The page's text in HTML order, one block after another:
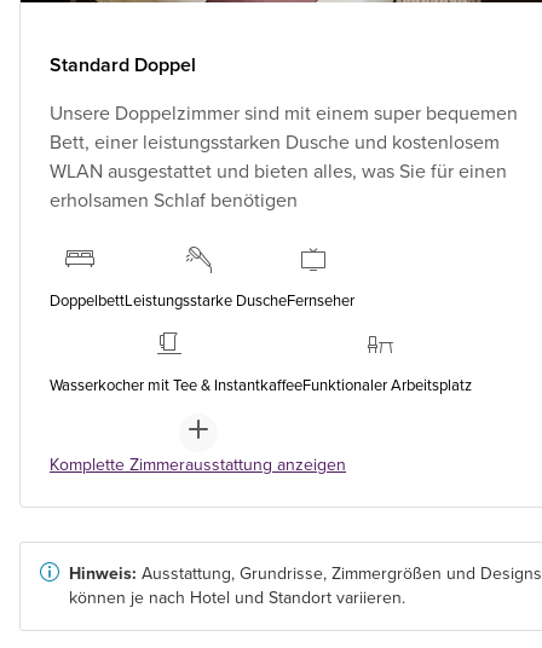
Standard Doppel
Unsere Doppelzimmer sind mit einem super bequemen
Bett, einer leistungsstarken Dusche und kostenlosem
WLAN ausgestattet und bieten alles, was Sie für einen
erholsamen Schlaf benötigen
DoppelbettLeistungsstarke DuscheFernseher
Wasserkocher mit Tee & InstantkaffeeFunktionaler Arbeitsplatz
Komplette Zimmerausstattung anzeigen
Hinweis: Ausstattung, Grundrisse, Zimmergrößen und Designs
können je nach Hotel und Standort variieren.